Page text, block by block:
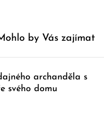
by Vás zajímat
archanděla s
svého domu